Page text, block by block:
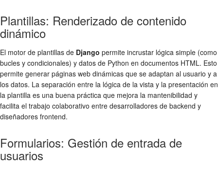
Plantillas: Renderizado de contenido
dinámico
El motor de plantillas de Django permite incrustar lógica simple (como
bucles y condicionales) y datos de Python en documentos HTML. Esto
permite generar páginas web dinámicas que se adaptan al usuario y a
los datos. La separación entre la lógica de la vista y la presentación en
la plantilla es una buena práctica que mejora la mantenibilidad y
facilita el trabajo colaborativo entre desarrolladores de backend y
diseñadores frontend.
Formularios: Gestión de entrada de
usuarios